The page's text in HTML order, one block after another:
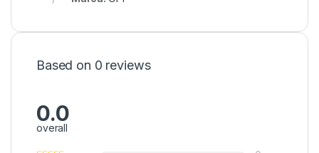
Based on 0 reviews
0.0
overall